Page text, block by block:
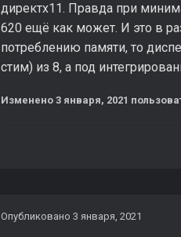
директх11. Правда при
620 ещё как может. И это в
потреблению памяти, то
стим) из 8, а под
Изменено 3 января, 2021
Опубликовано 3 января, 2021